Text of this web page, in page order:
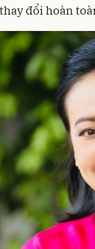
đổi hoàn